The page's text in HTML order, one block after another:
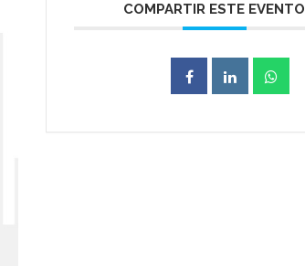
COMPARTIR ESTE EVENTO